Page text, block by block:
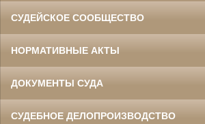
СУДЕЙСКОЕ СООБЩЕСТВО
НОРМАТИВНЫЕ АКТЫ
ДОКУМЕНТЫ СУДА
СУДЕБНОЕ ДЕЛОПРОИЗВОДСТВО